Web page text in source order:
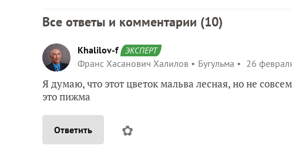
Все ответы и комментарии (10)
Khalilov-f ЭКСПЕРТ
Франс Хасанович Халилов Бугульма 26
Я думаю, что этот цветок мальва лесная, но не
это пижма
Ответить ✿